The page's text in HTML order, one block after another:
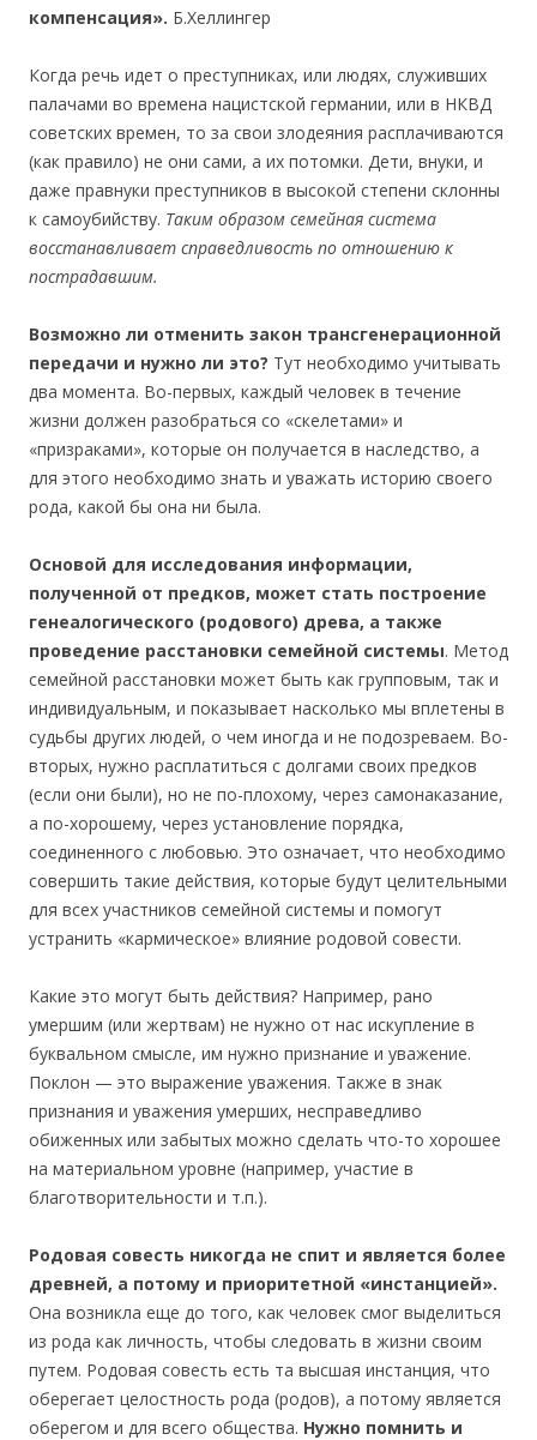
компенсация». Б.Хеллингер
Когда речь идет о преступниках, или людях, служивших
палачами во времена нацистской германии, или в НКВД
советских времен, то за свои злодеяния расплачиваются
(как правило) не они сами, а их потомки. Дети, внуки, и
даже правнуки преступников в высокой степени склонны
к самоубийству. Таким образом семейная система
восстанавливает справедливость по отношению к
пострадавшим.
Возможно ли отменить закон трансгенерационной
передачи и нужно ли это? Тут необходимо учитывать
два момента. Во-первых, каждый человек в течение
жизни должен разобраться со «скелетами» и
«призраками», которые он получается в наследство, а
для этого необходимо знать и уважать историю своего
рода, какой бы она ни была.
Основой для исследования информации,
полученной от предков, может стать построение
генеалогического (родового) древа, а также
проведение расстановки семейной системы. Метод
семейной расстановки может быть как групповым, так и
индивидуальным, и показывает насколько мы вплетены в
судьбы других людей, о чем иногда и не подозреваем. Во-
вторых, нужно расплатиться с долгами своих предков
(если они были), но не по-плохому, через самонаказание,
а по-хорошему, через установление порядка,
соединенного с любовью. Это означает, что необходимо
совершить такие действия, которые будут целительными
для всех участников семейной системы и помогут
устранить «кармическое» влияние родовой совести.
Какие это могут быть действия? Например, рано
умершим (или жертвам) не нужно от нас искупление в
буквальном смысле, им нужно признание и уважение.
Поклон — это выражение уважения. Также в знак
признания и уважения умерших, несправедливо
обиженных или забытых можно сделать что-то хорошее
на материальном уровне (например, участие в
благотворительности и т.п.).
Родовая совесть никогда не спит и является более
древней, а потому и приоритетной «инстанцией».
Она возникла еще до того, как человек смог выделиться
из рода как личность, чтобы следовать в жизни своим
путем. Родовая совесть есть та высшая инстанция, что
оберегает целостность рода (родов), а потому является
оберегом и для всего общества. Нужно помнить и